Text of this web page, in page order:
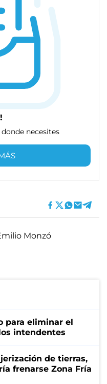
necesites
Monzó
para eliminar el
intendentes
de tierras,
frenarse Zona Fría